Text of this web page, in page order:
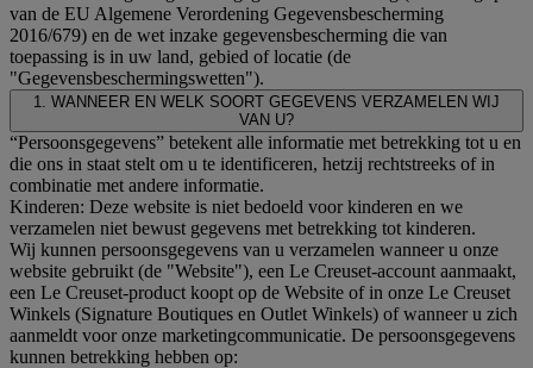
van de EU Algemene Verordening Gegevensbescherming
2016/679) en de wet inzake gegevensbescherming die van
toepassing is in uw land, gebied of locatie (de
"Gegevensbeschermingswetten").
1. WANNEER EN WELK SOORT GEGEVENS VERZAMELEN WIJ
VAN U?
“Persoonsgegevens” betekent alle informatie met betrekking tot u en
die ons in staat stelt om u te identificeren, hetzij rechtstreeks of in
combinatie met andere informatie.
Kinderen: Deze website is niet bedoeld voor kinderen en we
verzamelen niet bewust gegevens met betrekking tot kinderen.
Wij kunnen persoonsgegevens van u verzamelen wanneer u onze
website gebruikt (de "Website"), een Le Creuset-account aanmaakt,
een Le Creuset-product koopt op de Website of in onze Le Creuset
Winkels (Signature Boutiques en Outlet Winkels) of wanneer u zich
aanmeldt voor onze marketingcommunicatie. De persoonsgegevens
kunnen betrekking hebben op: